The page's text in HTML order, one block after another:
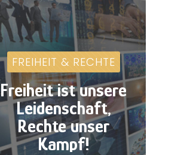
FREIHEIT & RECHTE
Freiheit ist unsere
Leidenschaft,
Rechte unser
Kampf!